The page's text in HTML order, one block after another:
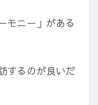
モニー」がある
するのが良いだ